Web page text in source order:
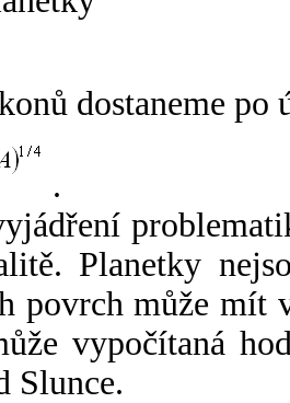
dostaneme po
.
Planetky
povrch může mít
vypočítaná
Slunce.